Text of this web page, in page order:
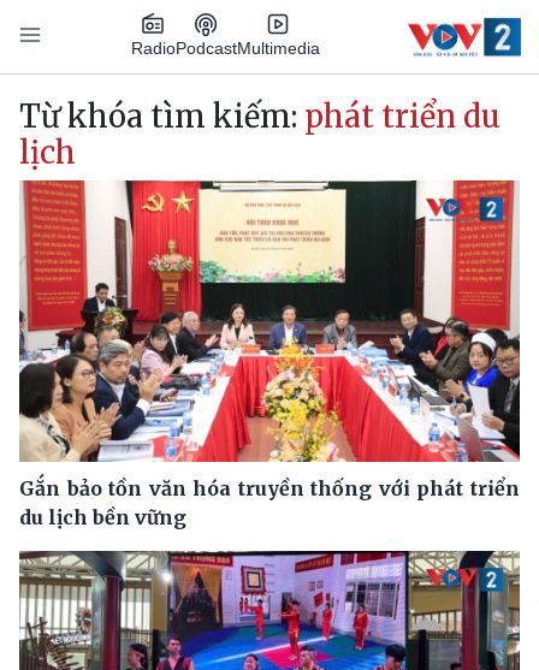
Nhảy đến nội dung
RadioPodcastMultimedia
Main navigation
Từ khóa tìm kiếm: phát triển du
lịch
Gắn bảo tồn văn hóa truyền thống với phát triển
du lịch bền vững